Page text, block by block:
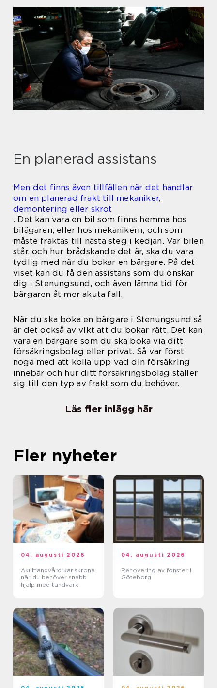
En planerad assistans
Men det finns även tillfällen när det handlar
om en planerad frakt till mekaniker,
demontering eller skrot
. Det kan vara en bil som finns hemma hos
bilägaren, eller hos mekanikern, och som
måste fraktas till nästa steg i kedjan. Var bilen
står, och hur brådskande det är, ska du vara
tydlig med när du bokar en bärgare. På det
viset kan du få den assistans som du önskar
dig i Stenungsund, och även lämna tid för
bärgaren åt mer akuta fall.
När du ska boka en bärgare i Stenungsund så
är det också av vikt att du bokar rätt. Det kan
vara en bärgare som du ska boka via ditt
försäkringsbolag eller privat. Så var först
noga med att kolla upp vad din försäkring
innebär och hur ditt försäkringsbolag ställer
sig till den typ av frakt som du behöver.
Läs fler inlägg här
Fler nyheter
04. augusti 2026
Akuttandvård karlskrona
när du behöver snabb
hjälp med tandvärk
04. augusti 2026
Renovering av fönster i
Göteborg